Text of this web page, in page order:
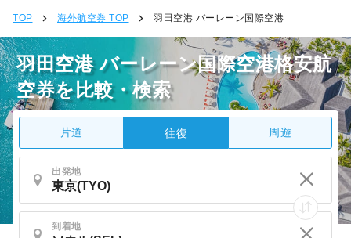
TOP 海外航空券 TOP 羽田空港 バーレーン国際空港
羽田空港 バーレーン国際空港格安航
空券を比較・検索
片道 往復 周遊
出発地
到着地